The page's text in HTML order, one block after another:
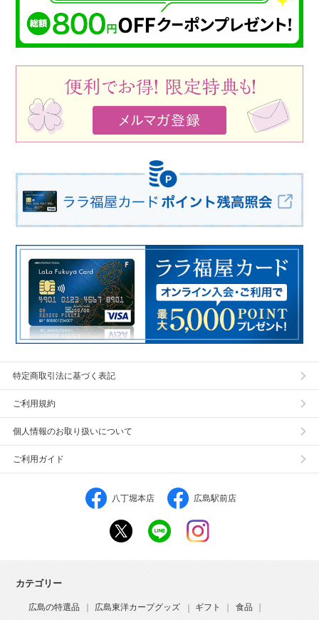
特定商取引法に基づく表記
ご利用規約
個人情報のお取り扱いについて
ご利用ガイド
八丁堀本店 広島駅前店
カテゴリー
広島の特選品 広島東洋カープグッズ ギフト 食品